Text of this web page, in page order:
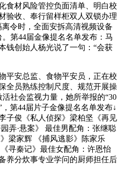
食材风险管控负面清单、明白校
验收、奉行留样柜双人双锁办理
令时，全面安拆高清视频设备
第44届金像提名名单发布：马
钱创始人杨光说了一句：“会获
安总监、食物平安员，正在校
全员熟练控制尺度、规范开展操
社会监视力量，她所举报的“30
第44届片子金像提名名单发布↓
子俊《私人侦探》梁柏坚《再见
弄·悬案》 最佳男配角：张继聪
梁家辉 《捕风逃影》陈家乐
寻秦记》最佳女配角：许恩怡
养分炊事专业学问的厨师担任后